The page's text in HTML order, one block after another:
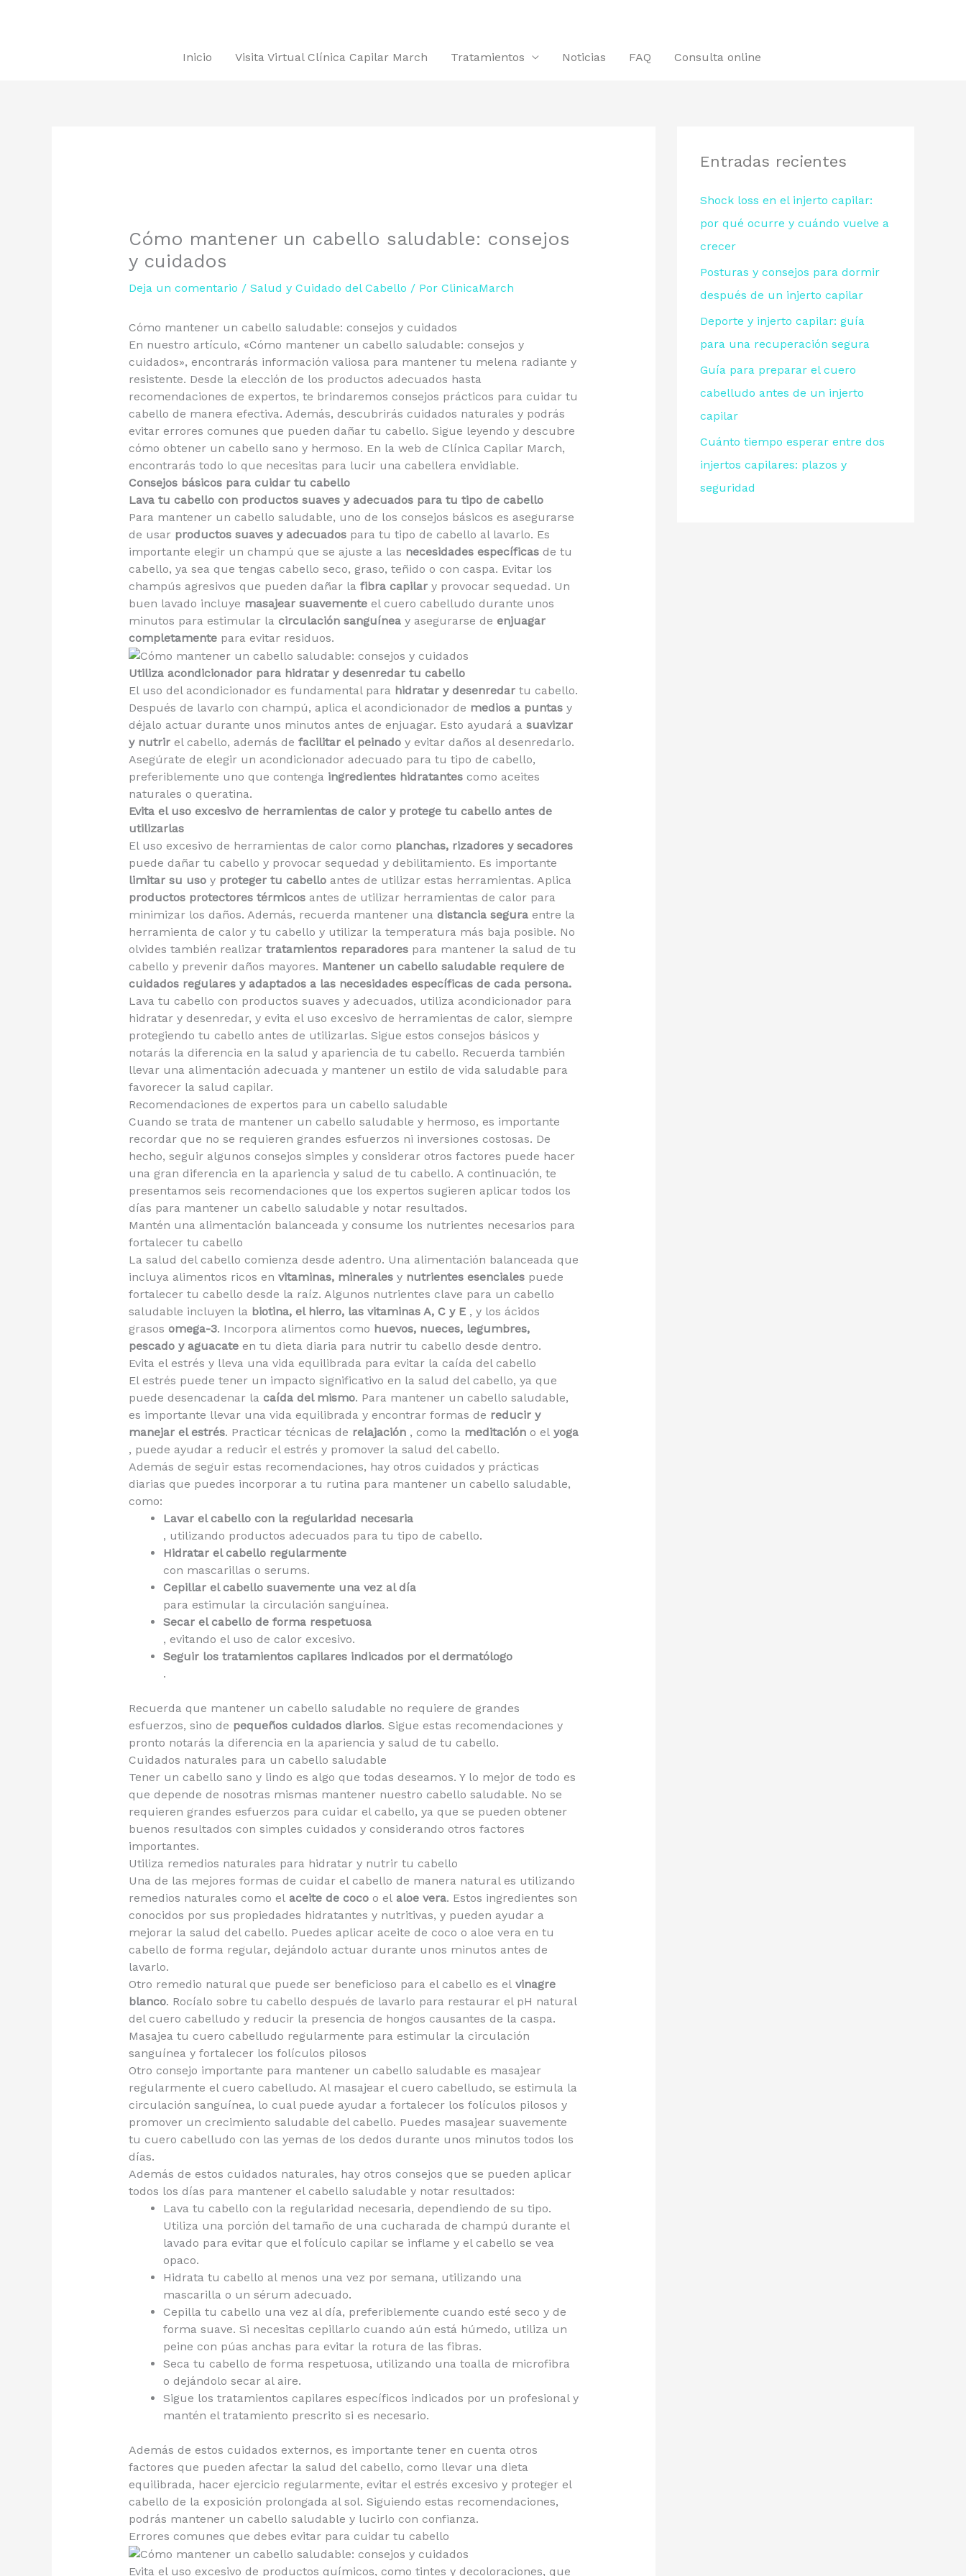
Inicio
Visita Virtual Clínica Capilar March Tratamientos Noticias FAQ Consulta online
Cómo mantener un cabello saludable: consejos
y cuidados
Deja un comentario / Salud y Cuidado del Cabello / Por ClinicaMarch
Cómo mantener un cabello saludable: consejos y cuidados
En nuestro artículo, «Cómo mantener un cabello saludable: consejos y
cuidados», encontrarás información valiosa para mantener tu melena radiante y
resistente. Desde la elección de los productos adecuados hasta
recomendaciones de expertos, te brindaremos consejos prácticos para cuidar tu
cabello de manera efectiva. Además, descubrirás cuidados naturales y podrás
evitar errores comunes que pueden dañar tu cabello. Sigue leyendo y descubre
cómo obtener un cabello sano y hermoso. En la web de Clínica Capilar March,
encontrarás todo lo que necesitas para lucir una cabellera envidiable.
Consejos básicos para cuidar tu cabello
Lava tu cabello con productos suaves y adecuados para tu tipo de cabello
Para mantener un cabello saludable, uno de los consejos básicos es asegurarse
de usarproductos suaves y adecuadospara tu tipo de cabello al lavarlo. Es
importante elegir un champú que se ajuste a las necesidades específicasde tu
cabello, ya sea que tengas cabello seco, graso, teñido o con caspa. Evitar los
champús agresivos que pueden dañar la fibra capilary provocar sequedad. Un
buen lavado incluye masajear suavementeel cuero cabelludo durante unos
minutos para estimular la circulación sanguíneay asegurarse de enjuagar
completamentepara evitar residuos.
Utiliza acondicionador para hidratar y desenredar tu cabello
El uso del acondicionador es fundamental para hidratar y desenredartu cabello.
Después de lavarlo con champú, aplica el acondicionador de medios a puntasy
déjalo actuar durante unos minutos antes de enjuagar. Esto ayudará a suavizar
y nutrirel cabello, además de facilitar el peinadoy evitar daños al desenredarlo.
Asegúrate de elegir un acondicionador adecuado para tu tipo de cabello,
preferiblemente uno que contenga ingredientes hidratantescomo aceites
naturales o queratina.
Evita el uso excesivo de herramientas de calor y protege tu cabello antes de
utilizarlas
El uso excesivo de herramientas de calor como planchas, rizadores y secadores
puede dañar tu cabello y provocar sequedad y debilitamiento. Es importante
limitar su usoyproteger tu cabelloantes de utilizar estas herramientas. Aplica
productos protectores térmicosantes de utilizar herramientas de calor para
minimizar los daños. Además, recuerda mantener una distancia seguraentre la
herramienta de calor y tu cabello y utilizar la temperatura más baja posible. No
olvides también realizartratamientos reparadorespara mantener la salud de tu
cabello y prevenir daños mayores. Mantener un cabello saludable requiere de
cuidados regulares y adaptados a las necesidades específicas de cada persona.
Lava tu cabello con productos suaves y adecuados, utiliza acondicionador para
hidratar y desenredar, y evita el uso excesivo de herramientas de calor, siempre
protegiendo tu cabello antes de utilizarlas. Sigue estos consejos básicos y
notarás la diferencia en la salud y apariencia de tu cabello. Recuerda también
llevar una alimentación adecuada y mantener un estilo de vida saludable para
favorecer la salud capilar.
Recomendaciones de expertos para un cabello saludable
Cuando se trata de mantener un cabello saludable y hermoso, es importante
recordar que no se requieren grandes esfuerzos ni inversiones costosas. De
hecho, seguir algunos consejos simples y considerar otros factores puede hacer
una gran diferencia en la apariencia y salud de tu cabello. A continuación, te
presentamos seis recomendaciones que los expertos sugieren aplicar todos los
días para mantener un cabello saludable y notar resultados.
Mantén una alimentación balanceada y consume los nutrientes necesarios para
fortalecer tu cabello
La salud del cabello comienza desde adentro. Una alimentación balanceada que
incluya alimentos ricos en vitaminas, mineralesynutrientes esencialespuede
fortalecer tu cabello desde la raíz. Algunos nutrientes clave para un cabello
saludable incluyen la biotina, el hierro, las vitaminas A, C y E, y los ácidos
grasos omega-3. Incorpora alimentos como huevos, nueces, legumbres,
pescado y aguacateen tu dieta diaria para nutrir tu cabello desde dentro.
Evita el estrés y lleva una vida equilibrada para evitar la caída del cabello
El estrés puede tener un impacto significativo en la salud del cabello, ya que
puede desencadenar la caída del mismo. Para mantener un cabello saludable,
es importante llevar una vida equilibrada y encontrar formas de reducir y
manejar el estrés. Practicar técnicas de relajación, como la meditacióno elyoga
, puede ayudar a reducir el estrés y promover la salud del cabello.
Además de seguir estas recomendaciones, hay otros cuidados y prácticas
diarias que puedes incorporar a tu rutina para mantener un cabello saludable,
como:
Lavar el cabello con la regularidad necesaria
, utilizando productos adecuados para tu tipo de cabello.
Hidratar el cabello regularmente
con mascarillas o serums.
Cepillar el cabello suavemente una vez al día
para estimular la circulación sanguínea.
Secar el cabello de forma respetuosa
, evitando el uso de calor excesivo.
Seguir los tratamientos capilares indicados por el dermatólogo
.
Recuerda que mantener un cabello saludable no requiere de grandes
esfuerzos, sino de pequeños cuidados diarios. Sigue estas recomendaciones y
pronto notarás la diferencia en la apariencia y salud de tu cabello.
Cuidados naturales para un cabello saludable
Tener un cabello sano y lindo es algo que todas deseamos. Y lo mejor de todo es
que depende de nosotras mismas mantener nuestro cabello saludable. No se
requieren grandes esfuerzos para cuidar el cabello, ya que se pueden obtener
buenos resultados con simples cuidados y considerando otros factores
importantes.
Utiliza remedios naturales para hidratar y nutrir tu cabello
Una de las mejores formas de cuidar el cabello de manera natural es utilizando
remedios naturales como elaceite de cocoo elaloe vera. Estos ingredientes son
conocidos por sus propiedades hidratantes y nutritivas, y pueden ayudar a
mejorar la salud del cabello. Puedes aplicar aceite de coco o aloe vera en tu
cabello de forma regular, dejándolo actuar durante unos minutos antes de
lavarlo.
Otro remedio natural que puede ser beneficioso para el cabello es elvinagre
blanco. Rocíalo sobre tu cabello después de lavarlo para restaurar el pH natural
del cuero cabelludo y reducir la presencia de hongos causantes de la caspa.
Masajea tu cuero cabelludo regularmente para estimular la circulación
sanguínea y fortalecer los folículos pilosos
Otro consejo importante para mantener un cabello saludable es masajear
regularmente el cuero cabelludo. Al masajear el cuero cabelludo, se estimula la
circulación sanguínea, lo cual puede ayudar a fortalecer los folículos pilosos y
promover un crecimiento saludable del cabello. Puedes masajear suavemente
tu cuero cabelludo con las yemas de los dedos durante unos minutos todos los
días.
Además de estos cuidados naturales, hay otros consejos que se pueden aplicar
todos los días para mantener el cabello saludable y notar resultados:
Lava tu cabello con la regularidad necesaria, dependiendo de su tipo.
Utiliza una porción del tamaño de una cucharada de champú durante el
lavado para evitar que el folículo capilar se inflame y el cabello se vea
opaco.
Hidrata tu cabello al menos una vez por semana, utilizando una
mascarilla o un sérum adecuado.
Cepilla tu cabello una vez al día, preferiblemente cuando esté seco y de
forma suave. Si necesitas cepillarlo cuando aún está húmedo, utiliza un
peine con púas anchas para evitar la rotura de las fibras.
Seca tu cabello de forma respetuosa, utilizando una toalla de microfibra
o dejándolo secar al aire.
Sigue los tratamientos capilares específicos indicados por un profesional y
mantén el tratamiento prescrito si es necesario.
Además de estos cuidados externos, es importante tener en cuenta otros
factores que pueden afectar la salud del cabello, como llevar una dieta
equilibrada, hacer ejercicio regularmente, evitar el estrés excesivo y proteger el
cabello de la exposición prolongada al sol. Siguiendo estas recomendaciones,
podrás mantener un cabello saludable y lucirlo con confianza.
Errores comunes que debes evitar para cuidar tu cabello
Evita el uso excesivo de productos químicos, como tintes y decoloraciones, que
Entradas recientes
Shock loss en el injerto capilar:
por qué ocurre y cuándo vuelve a
crecer
Posturas y consejos para dormir
después de un injerto capilar
Deporte y injerto capilar: guía
para una recuperación segura
Guía para preparar el cuero
cabelludo antes de un injerto
capilar
Cuánto tiempo esperar entre dos
injertos capilares: plazos y
seguridad